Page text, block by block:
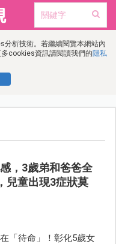
分析技術。若繼續閱覽本網站內
cookies資訊請閱讀我們的隱私
，3歲弟和爸爸全
兒童出現3症狀莫
「待命」！彰化5歲女